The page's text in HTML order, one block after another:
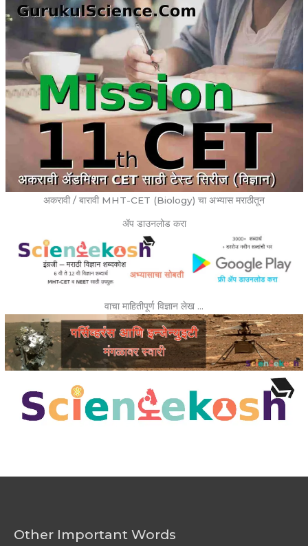
अकरावी / बारावी MHT-CET (Biology) चा अभ्यास मराठीतून
ॲप डाउनलोड करा
वाचा माहितीपूर्ण विज्ञान लेख …
Other Important Words